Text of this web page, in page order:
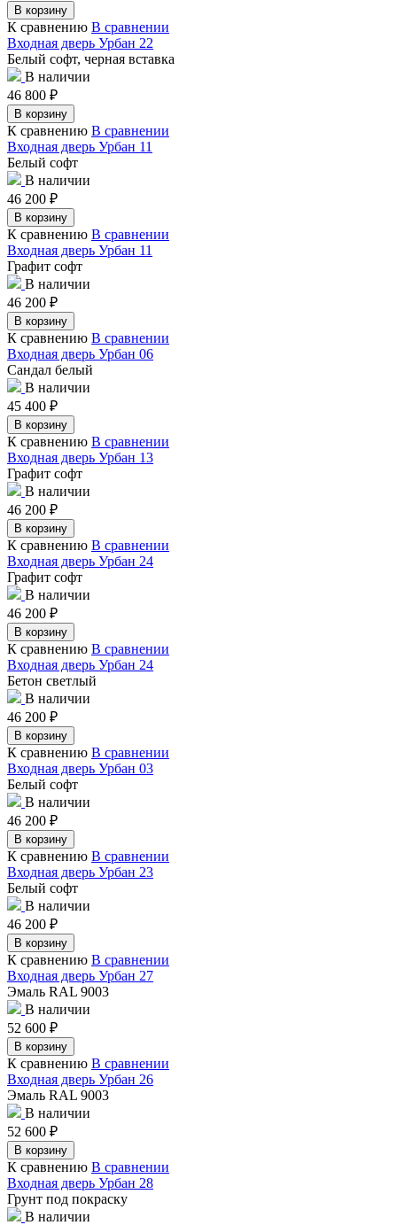
В корзину
К сравнению В сравнении
Входная дверь Урбан 22
Белый софт, черная вставка
В наличии
46 800 ₽
В корзину
К сравнению В сравнении
Входная дверь Урбан 11
Белый софт
В наличии
46 200 ₽
В корзину
К сравнению В сравнении
Входная дверь Урбан 11
Графит софт
В наличии
46 200 ₽
В корзину
К сравнению В сравнении
Входная дверь Урбан 06
Сандал белый
В наличии
45 400 ₽
В корзину
К сравнению В сравнении
Входная дверь Урбан 13
Графит софт
В наличии
46 200 ₽
В корзину
К сравнению В сравнении
Входная дверь Урбан 24
Графит софт
В наличии
46 200 ₽
В корзину
К сравнению В сравнении
Входная дверь Урбан 24
Бетон светлый
В наличии
46 200 ₽
В корзину
К сравнению В сравнении
Входная дверь Урбан 03
Белый софт
В наличии
46 200 ₽
В корзину
К сравнению В сравнении
Входная дверь Урбан 23
Белый софт
В наличии
46 200 ₽
В корзину
К сравнению В сравнении
Входная дверь Урбан 27
Эмаль RAL 9003
В наличии
52 600 ₽
В корзину
К сравнению В сравнении
Входная дверь Урбан 26
Эмаль RAL 9003
В наличии
52 600 ₽
В корзину
К сравнению В сравнении
Входная дверь Урбан 28
Грунт под покраску
В наличии